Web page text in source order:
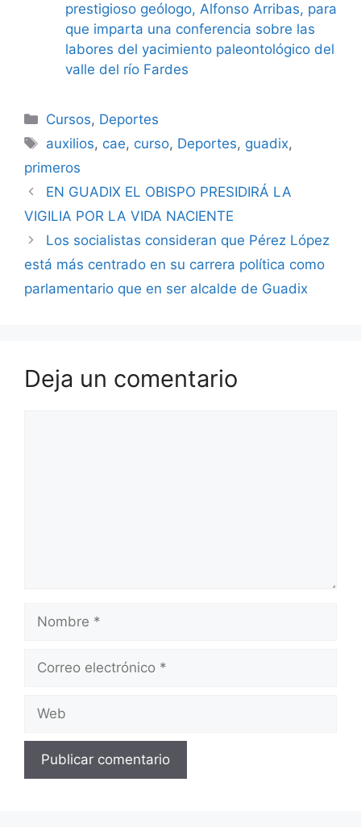
prestigioso geólogo, Alfonso Arribas, para
que imparta una conferencia sobre las
labores del yacimiento paleontológico del
valle del río Fardes
Categorías
Cursos, Deportes
Etiquetas
auxilios, cae, curso, Deportes, guadix,
primeros
EN GUADIX EL OBISPO PRESIDIRÁ LA
VIGILIA POR LA VIDA NACIENTE
Los socialistas consideran que Pérez López
está más centrado en su carrera política como
parlamentario que en ser alcalde de Guadix
Deja un comentario
Nombre
Correo
Web